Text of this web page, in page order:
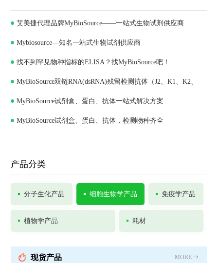
艾美捷代理品牌MyBioSource——一站式生物试剂供应商
Mybiosource—知名一站式生物试剂供应商
找不到罕见物种指标的ELISA？找MyBioSource吧！
MyBioSource双链RNA(dsRNA)残留检测抗体（J2、K1、K2、
J5）和ELISA试剂盒
MyBioSource试剂盒、蛋白、抗体一站式解决方案
MyBioSource试剂盒、蛋白、抗体，检测物种齐全
产品分类
分子生化产品 细胞生物学产品 免疫学产品
植物学产品 耗材
现货产品 MORE